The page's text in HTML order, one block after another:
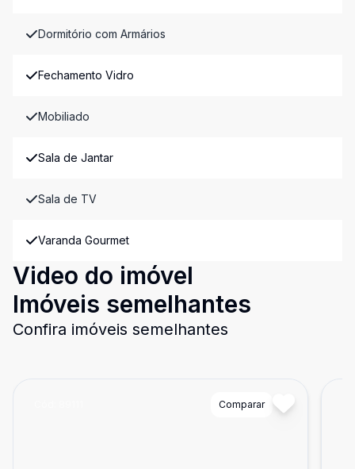
Dormitório com Armários
Fechamento Vidro
Mobiliado
Sala de Jantar
Sala de TV
Varanda Gourmet
Video do imóvel
Imóveis semelhantes
Confira imóveis semelhantes
Comparar